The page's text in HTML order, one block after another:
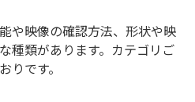
や映像の確認方法、形状や映
種類があります。カテゴリご
りです。